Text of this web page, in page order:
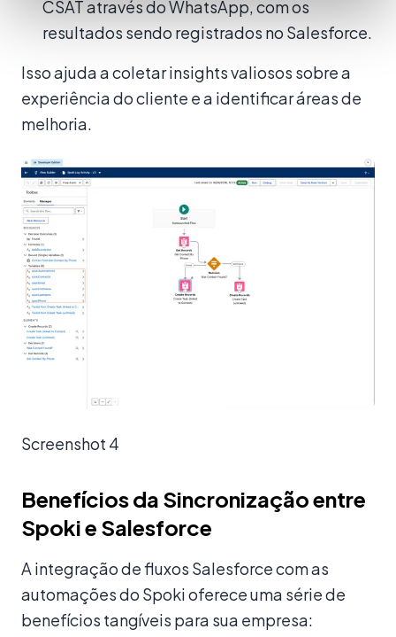
CSAT através do WhatsApp, com os
resultados sendo registrados no Salesforce.
Isso ajuda a coletar insights valiosos sobre a
experiência do cliente e a identificar áreas de
melhoria.
Screenshot 4
Benefícios da Sincronização entre
Spoki e Salesforce
A integração de fluxos Salesforce com as
automações do Spoki oferece uma série de
benefícios tangíveis para sua empresa: